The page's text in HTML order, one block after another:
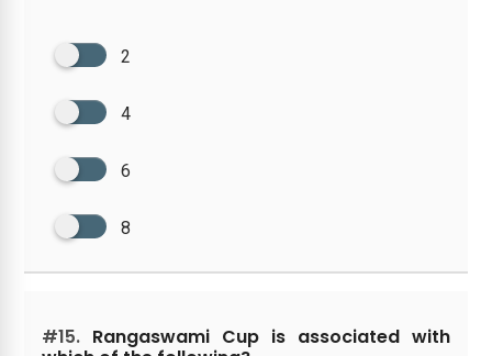
2
4
6
8
#15. Rangaswami Cup is associated with